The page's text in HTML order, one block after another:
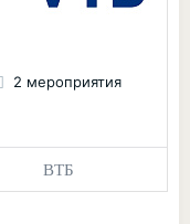
2 мероприятия
ВТБ